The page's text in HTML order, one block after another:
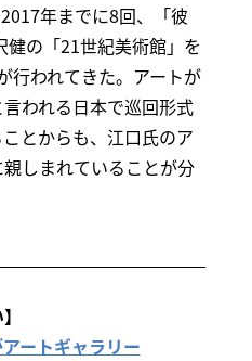
年までに8回、「彼
の「21世紀美術館」を
行われてきた。アートが
われる日本で巡回形式
とからも、江口氏のア
しまれていることが分
ートギャラリー